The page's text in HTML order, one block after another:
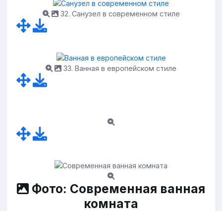
32. Санузел в современном стиле
33. Ванная в европейском стиле
Фото: Современная ванная
комната